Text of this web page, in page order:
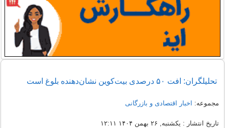
تحلیلگران: افت ۵۰ درصدی بیت‌کوین نشان‌دهنده بلوغ است
مجموعه: اخبار اقتصادی و بازرگانی
تاریخ انتشار : یکشنبه, ۲۶ بهمن ۱۴۰۴ ۱۲:۱۱